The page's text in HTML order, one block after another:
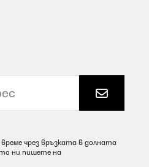
чрез връзката в долната
ни пишете на